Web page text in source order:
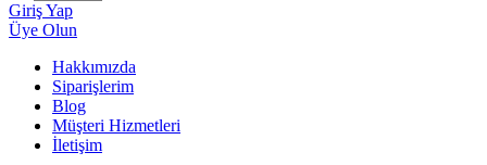
Giriş Yap
Üye Olun
Hakkımızda
Siparişlerim
Blog
Müşteri Hizmetleri
İletişim